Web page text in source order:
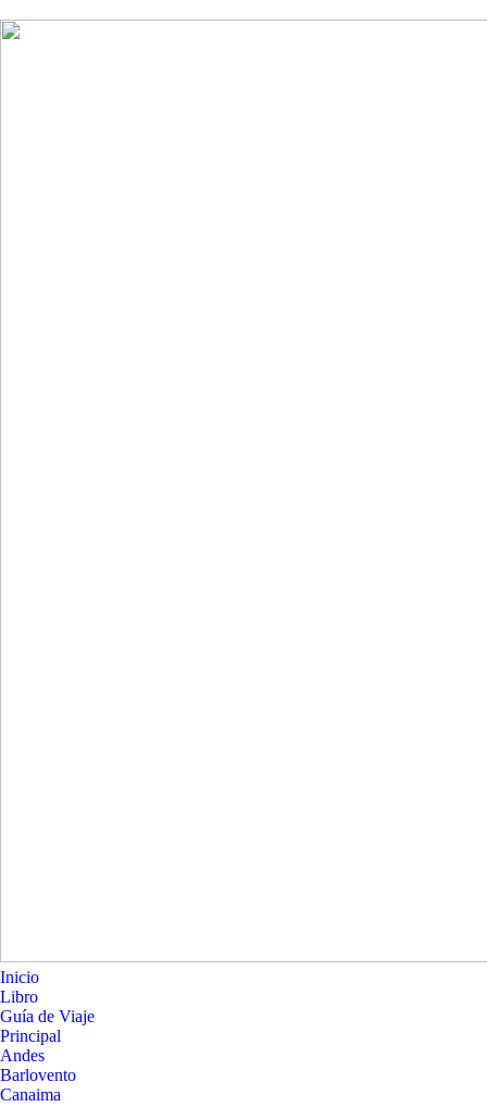
Inicio
Libro
Guía de Viaje
Principal
Andes
Barlovento
Canaima